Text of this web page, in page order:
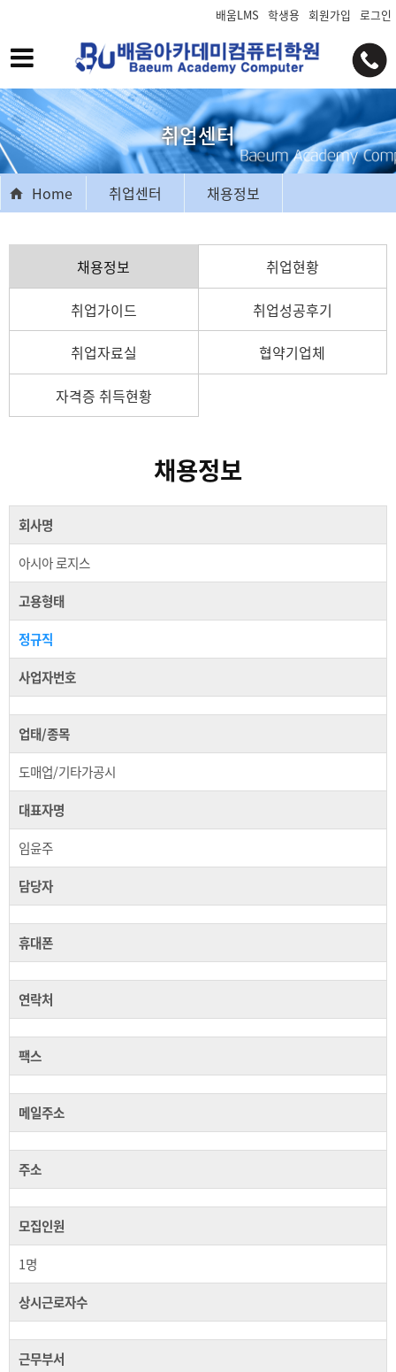
배움LMS 학생용 회원가입 로그인
취업센터
Home 취업센터 채용정보
채용정보 취업현황
취업가이드 취업성공후기
취업자료실 협약기업체
자격증 취득현황
채용정보
회사명
아시아 로지스
고용형태
정규직
사업자번호
업태/종목
도매업/기타가공시
대표자명
임윤주
담당자
휴대폰
연락처
팩스
메일주소
주소
모집인원
1명
상시근로자수
근무부서